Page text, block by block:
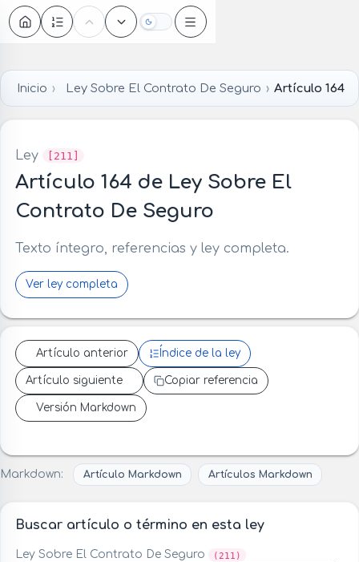
Oscuro
Inicio Ley Sobre El Contrato De Seguro Artículo 164
Ley [211]
Artículo 164 de Ley Sobre El
Contrato De Seguro
Texto íntegro, referencias y ley completa.
Ver ley completa
Artículo anterior Índice de la ley
Artículo siguiente Copiar referencia
Versión Markdown
Markdown: Artículo Markdown Artículos Markdown
Buscar artículo o término en esta ley
Ley Sobre El Contrato De Seguro (211)